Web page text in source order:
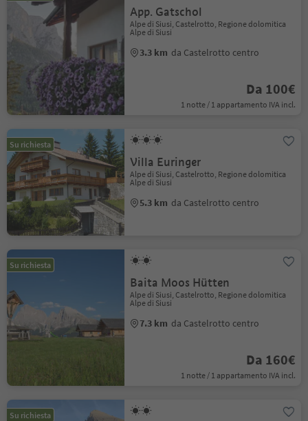
App. Gatschol
Alpe di Siusi, Castelrotto, Regione dolomitica
Alpe di Siusi
3.3 km da Castelrotto centro
Da 100€
1 notte / 1 appartamento IVA incl.
Su richiesta
Villa Euringer
Alpe di Siusi, Castelrotto, Regione dolomitica
Alpe di Siusi
5.3 km da Castelrotto centro
Su richiesta
Baita Moos Hütten
Alpe di Siusi, Castelrotto, Regione dolomitica
Alpe di Siusi
7.3 km da Castelrotto centro
Da 160€
1 notte / 1 appartamento IVA incl.
Su richiesta